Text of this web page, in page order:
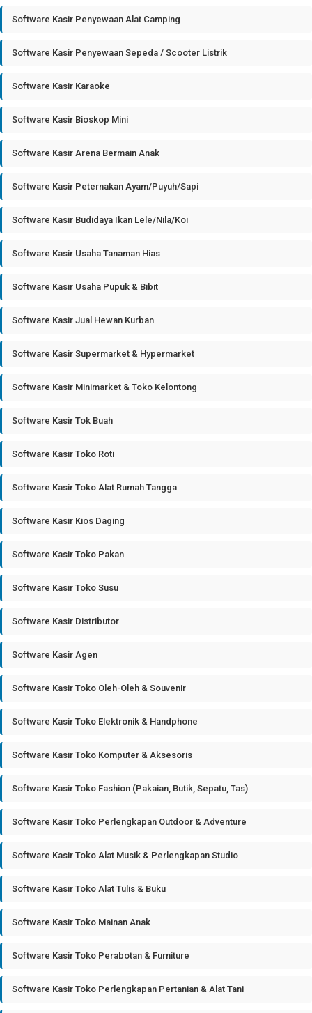
Software Kasir Penyewaan Alat Camping
Software Kasir Penyewaan Sepeda / Scooter Listrik
Software Kasir Karaoke
Software Kasir Bioskop Mini
Software Kasir Arena Bermain Anak
Software Kasir Peternakan Ayam/Puyuh/Sapi
Software Kasir Budidaya Ikan Lele/Nila/Koi
Software Kasir Usaha Tanaman Hias
Software Kasir Usaha Pupuk & Bibit
Software Kasir Jual Hewan Kurban
Software Kasir Supermarket & Hypermarket
Software Kasir Minimarket & Toko Kelontong
Software Kasir Tok Buah
Software Kasir Toko Roti
Software Kasir Toko Alat Rumah Tangga
Software Kasir Kios Daging
Software Kasir Toko Pakan
Software Kasir Toko Susu
Software Kasir Distributor
Software Kasir Agen
Software Kasir Toko Oleh-Oleh & Souvenir
Software Kasir Toko Elektronik & Handphone
Software Kasir Toko Komputer & Aksesoris
Software Kasir Toko Fashion (Pakaian, Butik, Sepatu, Tas)
Software Kasir Toko Perlengkapan Outdoor & Adventure
Software Kasir Toko Alat Musik & Perlengkapan Studio
Software Kasir Toko Alat Tulis & Buku
Software Kasir Toko Mainan Anak
Software Kasir Toko Perabotan & Furniture
Software Kasir Toko Perlengkapan Pertanian & Alat Tani